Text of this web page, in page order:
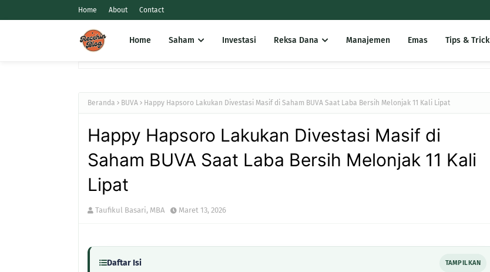
Home About Contact
Home Saham Investasi Reksa Dana Manajemen Emas Tips & Trick
Beranda BUVA Happy Hapsoro Lakukan Divestasi Masif di Saham BUVA Saat Laba Bersih Melonjak 11 Kali Lipat
Happy Hapsoro Lakukan Divestasi Masif di
Saham BUVA Saat Laba Bersih Melonjak 11 Kali
Lipat
Taufikul Basari, MBA Maret 13, 2026
Daftar Isi TAMPILKAN